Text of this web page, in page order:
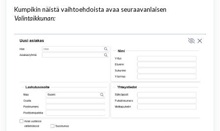
Kumpikin näistä vaihtoehdoista avaa seuraavanlaisen
Valintaikkunan: